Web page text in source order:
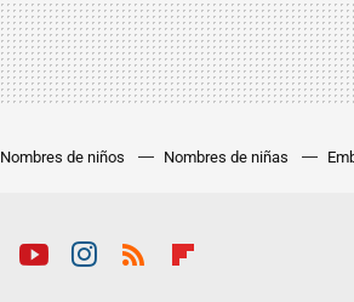
Nombres de niños Nombres de niñas